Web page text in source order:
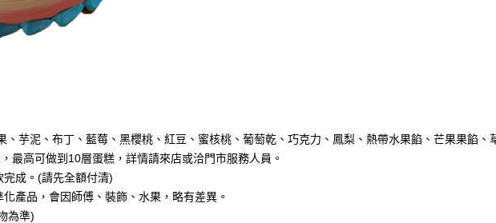
芋泥、布丁、藍莓、黑櫻桃、紅豆、蜜核桃、葡萄乾、巧克力、鳳梨、熱帶水果餡、芒果果餡、
最高可做到10層蛋糕，詳情請來店或洽門市服務人員。
成。(請先全額付清)
產品，會因師傅、裝飾、水果，略有差異。
為準)